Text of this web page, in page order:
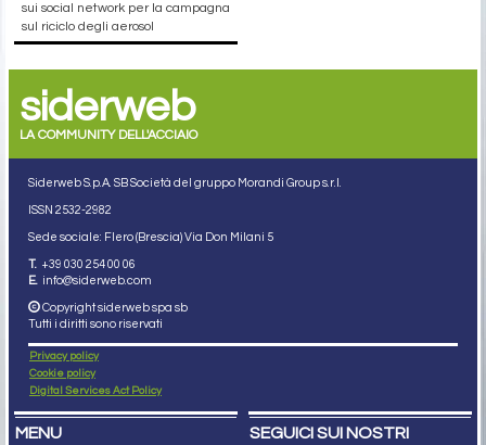
sui social network per la campagna
sul riciclo degli aerosol
siderweb
LA COMMUNITY DELL'ACCIAIO
Siderweb S.p.A. SB Società del gruppo Morandi Group s.r.l.
ISSN 2532-2982
Sede sociale: Flero (Brescia) Via Don Milani 5
T. +39 030 254 00 06
E. info@siderweb.com
Copyright siderweb spa sb
Tutti i diritti sono riservati
Privacy policy
Cookie policy
Digital Services Act Policy
MENU
SEGUICI SUI NOSTRI